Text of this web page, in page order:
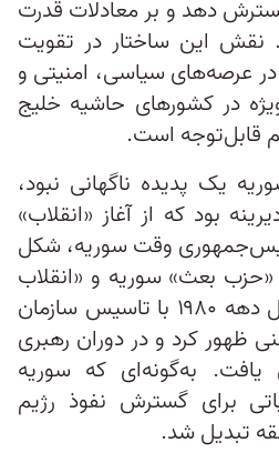
گسترش دهد و بر معادلات قدرت
نقش این ساختار در تقویت
عرصه‌های سیاسی، امنیتی و
در کشورهای حاشیه خلیج
قابل‌توجه است.
یک پدیده ناگهانی نبود،
بود که از آغاز «انقلاب»
وقت سوریه، شکل
«حزب بعث» سوریه و «انقلاب
اسلامی» در تهران، اوایل دهه ۱۹۸۰ با تاسیس سازمان
ظهور کرد و در دوران رهبری
به‌گونه‌ای که سوریه
برای گسترش نفوذ رژيم
تبدیل شد.